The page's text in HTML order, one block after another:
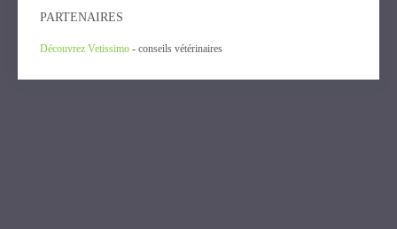
PARTENAIRES
Découvrez Vetissimo - conseils vétérinaires